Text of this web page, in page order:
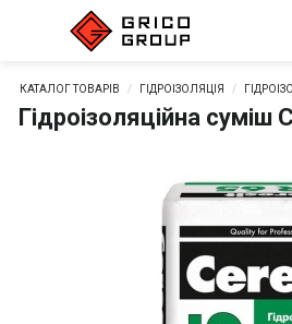
КАТАЛОГ ТОВАРІВ ГІДРОІЗОЛЯЦІЯ
Гідроізоляційна суміш